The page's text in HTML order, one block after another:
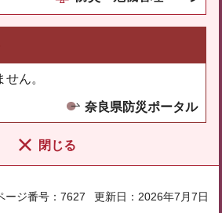
ん。
奈良県防災ポータル
閉じる
ージ番号：7627 更新日：2026年7月7日